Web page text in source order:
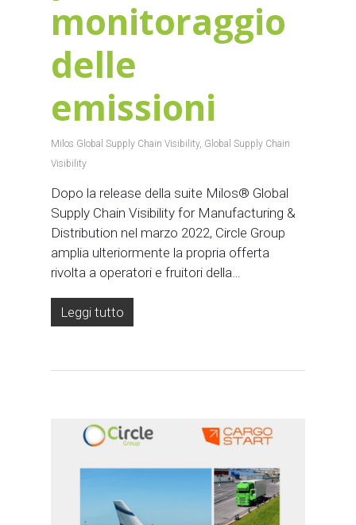
monitoraggio
delle
emissioni
Milos Global Supply Chain Visibility, Global Supply Chain
Visibility
Dopo la release della suite Milos® Global
Supply Chain Visibility for Manufacturing &
Distribution nel marzo 2022, Circle Group
amplia ulteriormente la propria offerta
rivolta a operatori e fruitori della…
Leggi tutto